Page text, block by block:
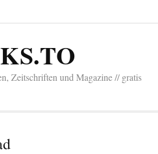
Zeitschriften und Magazine // gratis